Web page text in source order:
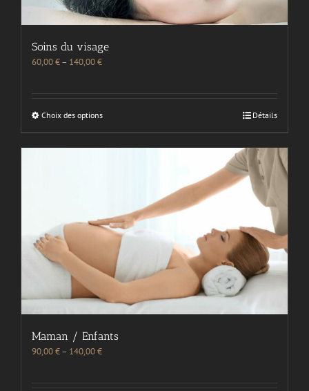
Soins du visage
60,00€– 140,00€
Choix des options Détails
Maman / Enfants
90,00€– 140,00€